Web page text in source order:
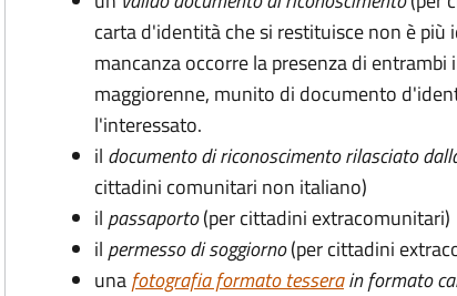
carta d'identità che si restituisce non è
mancanza occorre la presenza di
maggiorenne, munito di documento
l'interessato.
il documento di riconoscimento rilasciato
cittadini comunitari non italiano)
il passaporto(per cittadini extracomunitari)
il permesso di soggiorno(per cittadini
unafotografia formato tesserain formato